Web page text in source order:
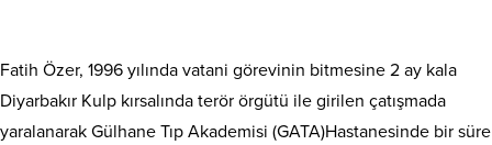
Fatih Özer, 1996 yılında vatani görevinin bitmesine 2 ay kala
Diyarbakır Kulp kırsalında terör örgütü ile girilen çatışmada
yaralanarak Gülhane Tıp Akademisi (GATA)Hastanesinde bir süre